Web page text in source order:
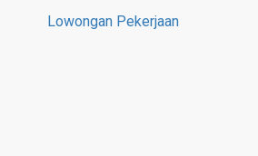
Lowongan Pekerjaan